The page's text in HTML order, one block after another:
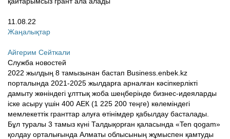
11.08.22
Жаңалықтар
Айгерим Сейткали
Служба новостей
2022 жылдың 8 тамызынан бастап Business.enbek.kz
порталында 2021-2025 жылдарға арналған кәсіпкерлікті
дамыту жөніндегі ұлттық жоба шеңберінде бизнес-идеяларды
іске асыру үшін 400 АЕК (1 225 200 теңге) көлеміндегі
мемлекеттік гранттар алуға өтінімдер қабылдау басталады.
Бұл туралы 3 тамыз күні Талдықорған қаласында «Ten qogam»
қолдау орталығында Алматы облысының жұмыспен қамтуды